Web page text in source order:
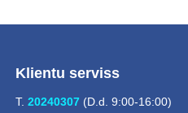
Klientu serviss
T. 20240307(D.d. 9:00-16:00)